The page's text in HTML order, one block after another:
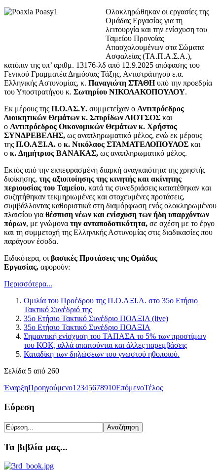
Ολοκληρώθηκαν οι εργασίες της
Ομάδας Εργασίας για τη
λειτουργία και την ενίσχυση του
Ταμείου Προνοίας
Απασχολουμένων στα Σώματα
Ασφαλείας (ΤΑ.Π.Α.Σ.Α.),
κατόπιν της υπ’ αριθμ. 13176-λδ από 12.9.2025 απόφασης του
Γενικού Γραμματέα Δημόσιας Τάξης, Αντιστράτηγου ε.α.
Ελληνικής Αστυνομίας, κ. Παναγιώτη ΣΤΑΘΗυπό την προεδρία
του Υποστρατήγου κ. Σωτηρίου ΝΙΚΟΛΑΚΟΠΟΥΛΟΥ.
Εκ μέρους της Π.Ο.ΑΣ.Υ. συμμετείχαν ο Αντιπρόεδρος
Διοικητικών Θεμάτων κ. Σπυρίδων ΛΙΟΤΣΟΣ και
ο Αντιπρόεδρος Οικονομικών Θεμάτων κ. Χρήστος
ΣΥΝΔΡΕΒΕΛΗΣ, ως αναπληρωματικό μέλος, ενώ εκ μέρους
της Π.Ο.ΑΞΙ.Α. ο κ. Νικόλαος ΣΤΑΜΑΤΕΛΟΠΟΥΛΟΣ και
ο κ. Δημήτριος ΒΑΝΑΚΑΣ, ως αναπληρωματικό μέλος.
Εκτός από την εκπεφρασμένη διαρκή αναγκαιότητα της χρηστής
διοίκησης, της αξιοποίησης της κινητής και ακίνητης
περιουσίας του Ταμείου, κατά τις συνεδριάσεις κατατέθηκαν και
συζητήθηκαν τεκμηριωμένες και στοχευμένες προτάσεις,
συμβάλλοντας καθοριστικά στη διαμόρφωση ενός ολοκληρωμένου
πλαισίου για θέσπιση νέων και ενίσχυση των ήδη υπαρχόντων
πόρων, με γνώμονα την ανταποδοτικότητα, σε σχέση με το έργο
και τη συμμετοχή της Ελληνικής Αστυνομίας στις διαδικασίες που
παράγουν έσοδα.
Ειδικότερα, οι βασικές Προτάσεις της Ομάδας
Εργασίας, αφορούν:
Περισσότερα...
Ομιλία του Προέδρου της Π.Ο.ΑΞΙ.Α. στο 35ο Ετήσιο
Τακτικό Συνέδριό της
35ο Ετήσιο Τακτικό Συνέδριο ΠΟΑΞΙΑ (live)
35o Ετήσιο Τακτικό Συνέδριο ΠΟΑΞΙΑ
Σημαντική ενίσχυση του ΤΑΠΑΣΑ το 5% των προστίμων
του ΚΟΚ, αλλά απαιτούνται και άλλες παρεμβάσεις
Καταδίκη των δηλώσεων του γνωστού ηθοποιού.
Σελίδα 5 από 260
ΈναρξηΠροηγούμενο1 2345678910ΕπόμενοΤέλος
Εύρεση
Τα βιβλία μας...